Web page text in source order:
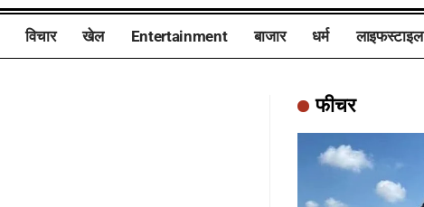
विचार खेल Entertainment बाजार धर्म लाइफस्टाइल
फीचर